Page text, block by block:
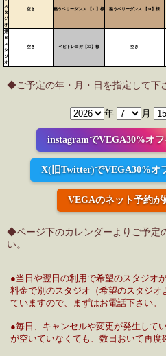
ス
タ
ジ
オ
空き 整うベリーダンス 【31】様 整うベリーダンス 【31】様
第
８
ス
タ
ジ
オ
空き ベビトレヨガ【22】様 空き
◆ご予定の年・月・日を指定して下
年 月
instagramでVEGA30%オ
X(旧Twitter)でVEGA30%オ
VEGAのネット予約が
◆ページ下のカレンダーよりご予定
い。
●当日や翌日の利用で希望のスタジオ
料金で別のスタジオ（希望のスタジオ
ていますので、まずはお電話下さい。
●毎日、キャンセルや変更が発生して
が空いていなくても、数日おいて再度